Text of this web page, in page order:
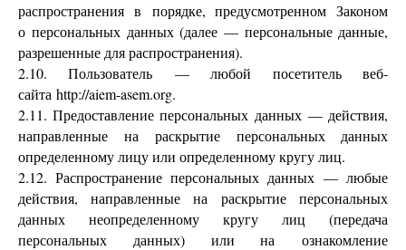
распространения в порядке, предусмотренном Законом
о персональных данных (далее — персональные данные,
разрешенные для распространения).
2.10. Пользователь — любой посетитель веб-
сайта http://aiem-asem.org.
2.11. Предоставление персональных данных — действия,
направленные на раскрытие персональных данных
определенному лицу или определенному кругу лиц.
2.12. Распространение персональных данных — любые
действия, направленные на раскрытие персональных
данных неопределенному кругу лиц (передача
персональных данных) или на ознакомление